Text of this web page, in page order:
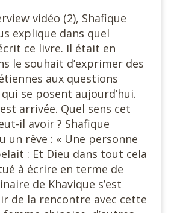
vidéo (2), Shafique
explique dans quel
ce livre. Il était en
le souhait d’exprimer des
aux questions
se posent aujourd’hui.
arrivée. Quel sens cet
il avoir ? Shafique
un rêve : « Une personne
: Et Dieu dans tout cela
à écrire en terme de
de Khavique s’est
de la rencontre avec cette